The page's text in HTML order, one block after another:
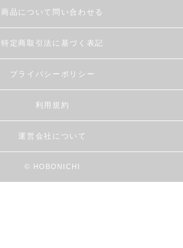
商品について問い合わせる
特定商取引法に基づく表記
プライバシーポリシー
利用規約
運営会社について
© HOBONICHI